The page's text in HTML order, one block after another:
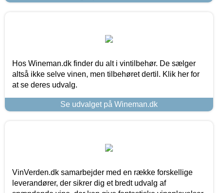
Hos Wineman.dk finder du alt i vintilbehør. De sælger
altså ikke selve vinen, men tilbehøret dertil. Klik her for
at se deres udvalg.
Se udvalget på Wineman.dk
VinVerden.dk samarbejder med en række forskellige
leverandører, der sikrer dig et bredt udvalg af